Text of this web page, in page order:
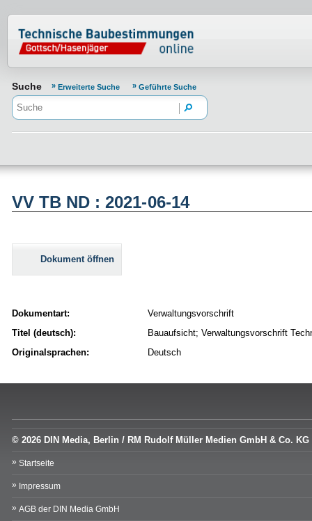
Normenportal Barrierefreiheit
Suche Erweiterte Suche Geführte Suche
VV TB ND : 2021-06-14
Dokument öffnen
Dokumentart:
Verwaltungsvorschrift
Titel (deutsch):
Bauaufsicht; Verwaltungsvorschrift
Originalsprachen:
Deutsch
© 2026 DIN Media, Berlin / RM Rudolf Müller Medien GmbH & Co. KG
Startseite
Impressum
AGB der DIN Media GmbH